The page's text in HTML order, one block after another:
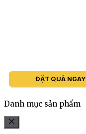
ĐẶT QUÀ NGAY
Danh mục sản phẩm